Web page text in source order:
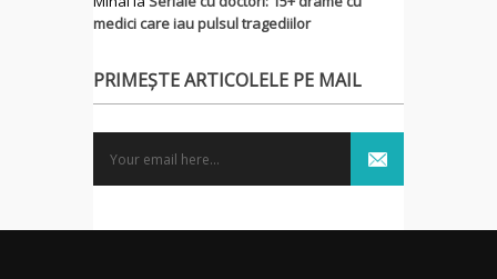
medici care iau pulsul tragediilor
PRIMEȘTE ARTICOLELE PE MAIL